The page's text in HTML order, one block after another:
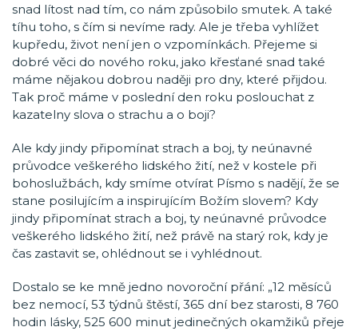
snad lítost nad tím, co nám způsobilo smutek. A také
tíhu toho, s čím si nevíme rady. Ale je třeba vyhlížet
kupředu, život není jen o vzpomínkách. Přejeme si
dobré věci do nového roku, jako křesťané snad také
máme nějakou dobrou naději pro dny, které přijdou.
Tak proč máme v poslední den roku poslouchat z
kazatelny slova o strachu a o boji?
Ale kdy jindy připomínat strach a boj, ty neúnavné
průvodce veškerého lidského žití, než v kostele při
bohoslužbách, kdy smíme otvírat Písmo s nadějí, že se
stane posilujícím a inspirujícím Božím slovem? Kdy
jindy připomínat strach a boj, ty neúnavné průvodce
veškerého lidského žití, než právě na starý rok, kdy je
čas zastavit se, ohlédnout se i vyhlédnout.
Dostalo se ke mně jedno novoroční přání: „12 měsíců
bez nemocí, 53 týdnů štěstí, 365 dní bez starosti, 8 760
hodin lásky, 525 600 minut jedinečných okamžiků přeje